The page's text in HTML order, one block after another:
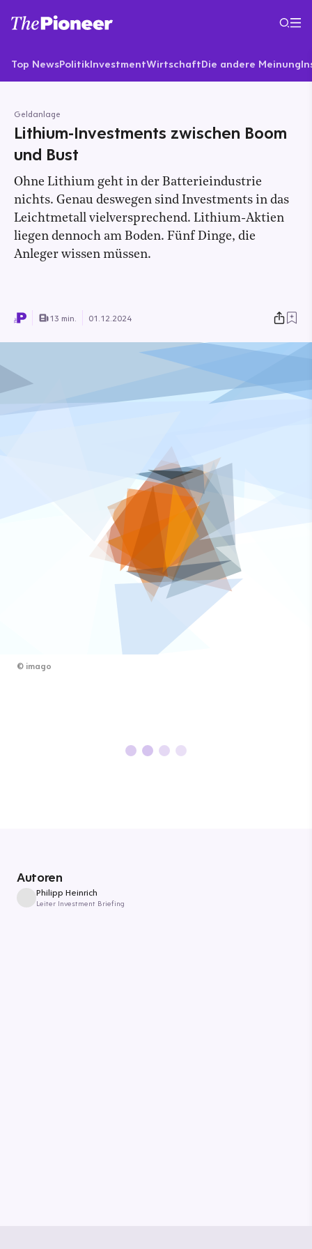
Top NewsPolitikInvestmentWirtschaftDie andere Meinung
Geldanlage
Lithium-Investments zwischen Boom
und Bust
Ohne Lithium geht in der Batterieindustrie
nichts. Genau deswegen sind Investments in das
Leichtmetall vielversprechend. Lithium-Aktien
liegen dennoch am Boden. Fünf Dinge, die
Anleger wissen müssen.
13 min. 01.12.2024
© imago
Autoren
Philipp Heinrich
Leiter Investment Briefing